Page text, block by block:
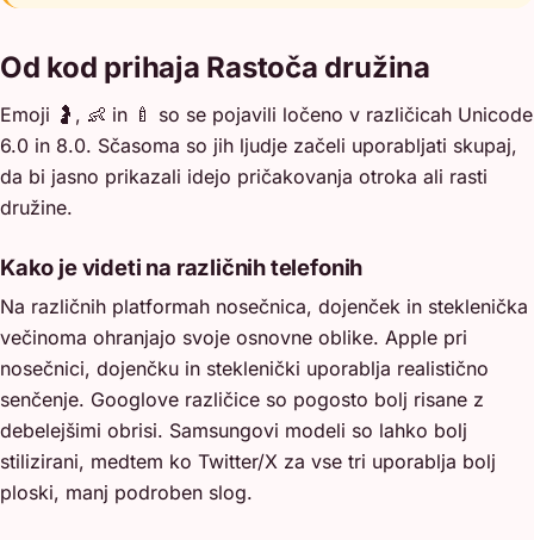
Od kod prihaja Rastoča družina
Emoji 🤰, 👶 in 🍼 so se pojavili ločeno v različicah Unicode
6.0 in 8.0. Sčasoma so jih ljudje začeli uporabljati skupaj,
da bi jasno prikazali idejo pričakovanja otroka ali rasti
družine.
Kako je videti na različnih telefonih
Na različnih platformah nosečnica, dojenček in steklenička
večinoma ohranjajo svoje osnovne oblike. Apple pri
nosečnici, dojenčku in steklenički uporablja realistično
senčenje. Googlove različice so pogosto bolj risane z
debelejšimi obrisi. Samsungovi modeli so lahko bolj
stilizirani, medtem ko Twitter/X za vse tri uporablja bolj
ploski, manj podroben slog.